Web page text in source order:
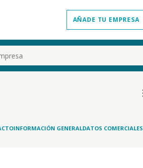
AÑADE TU EMPRESA
INFORMACIÓN GENERALDATOS COMERCIALES